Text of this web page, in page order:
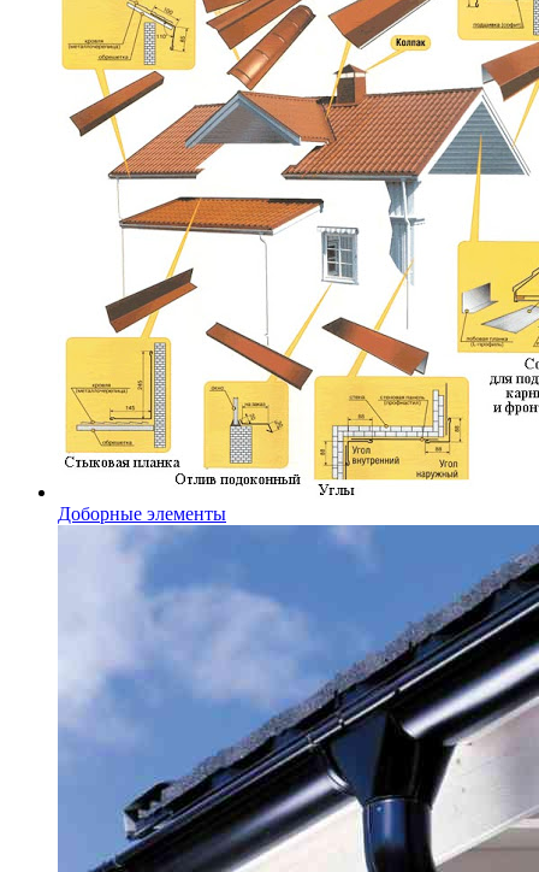
Доборные элементы